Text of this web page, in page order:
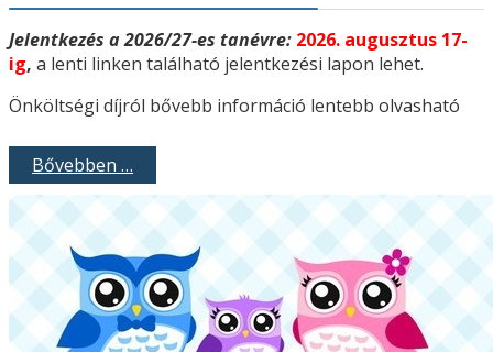
Jelentkezés a 2026/27-es tanévre: 2026. augusztus 17-
ig, a lenti linken található jelentkezési lapon lehet.
Önköltségi díjról bővebb információ lentebb olvasható
Bővebben …